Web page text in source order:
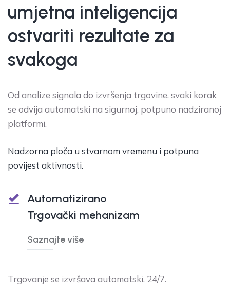
umjetna inteligencija
ostvariti rezultate za
svakoga
Od analize signala do izvršenja trgovine, svaki korak
se odvija automatski na sigurnoj, potpuno nadziranoj
platformi.
Nadzorna ploča u stvarnom vremenu i potpuna
povijest aktivnosti.
Automatizirano
Trgovački mehanizam
Saznajte više
Trgovanje se izvršava automatski, 24/7.